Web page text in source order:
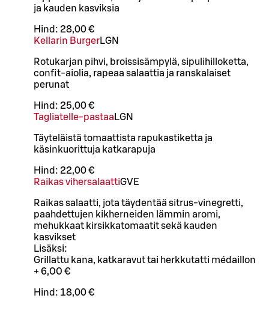
ja kauden kasviksia
Hind: 28,00 €
Kellarin BurgerLGN
Rotukarjan pihvi, broissisämpylä, sipulihilloketta,
confit-aiolia, rapeaa salaattia ja ranskalaiset
perunat
Hind: 25,00 €
Tagliatelle-pastaa LGN
Täyteläistä tomaattista rapukastiketta ja
käsinkuorittuja katkarapuja
Hind: 22,00 €
Raikas vihersalaattiGVE
Raikas salaatti, jota täydentää sitrus‑vinegretti,
paahdettujen kikherneiden lämmin aromi,
mehukkaat kirsikkatomaatit sekä kauden
kasvikset
Lisäksi:
Grillattu kana, katkaravut tai herkkutatti médaillon
+ 6,00 €
Hind: 18,00 €